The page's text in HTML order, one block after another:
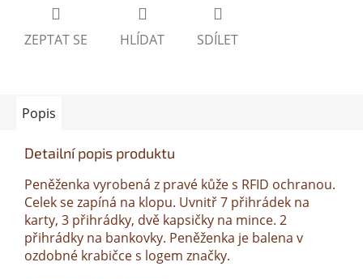
ZEPTAT SE HLÍDAT SDÍLET
Popis
Detailní popis produktu
Peněženka vyrobená z pravé kůže s RFID ochranou.
Celek se zapíná na klopu. Uvnitř 7 přihrádek na
karty, 3 přihrádky, dvě kapsičky na mince. 2
přihrádky na bankovky. Peněženka je balena v
ozdobné krabičce s logem značky.